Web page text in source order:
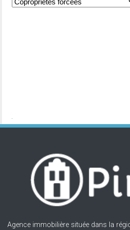
Agence immobilière située dans la